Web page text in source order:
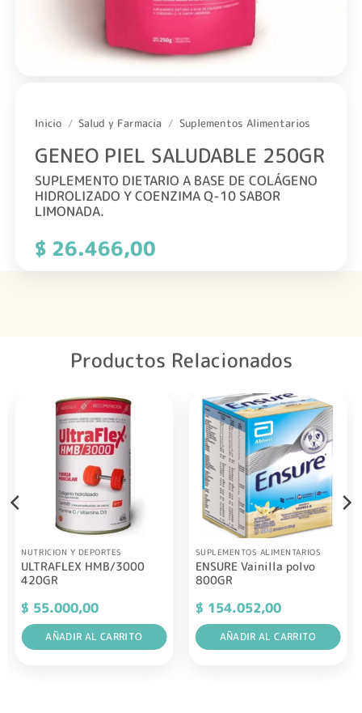
Inicio / Salud y Farmacia / Suplementos Alimentarios
GENEO PIEL SALUDABLE 250GR
SUPLEMENTO DIETARIO A BASE DE COLÁGENO
HIDROLIZADO Y COENZIMA Q-10 SABOR
LIMONADA.
$26.466,00
Productos Relacionados
NUTRICION Y DEPORTES
ULTRAFLEX HMB/3000
420GR
$ 55.000,00
AÑADIR AL CARRITO
SUPLEMENTOS ALIMENTARIOS
ENSURE Vainilla polvo
800GR
$ 154.052,00
AÑADIR AL CARRITO